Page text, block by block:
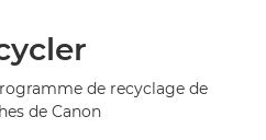
de recyclage de
de Canon